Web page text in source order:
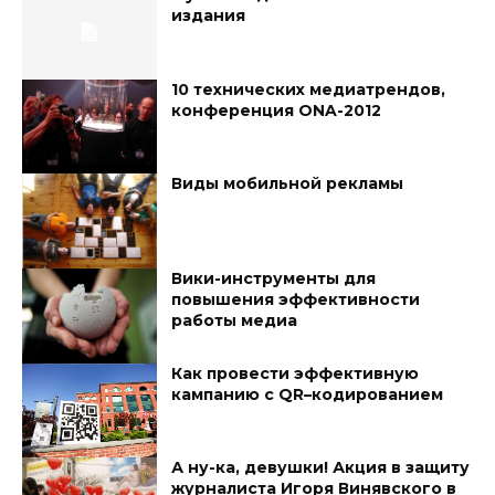
издания
10 технических медиатрендов,
конференция ONA-2012
Виды мобильной рекламы
Вики-инструменты для
повышения эффективности
работы медиа
Как провести эффективную
кампанию с QR–кодированием
А ну-ка, девушки! Акция в защиту
журналиста Игоря Винявского в